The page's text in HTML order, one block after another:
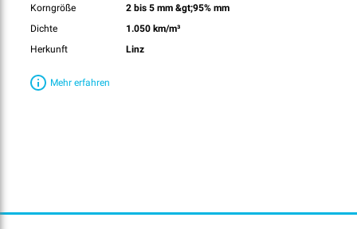
Korngröße
2 bis 5 mm &gt;95% mm
Dichte
1.050 km/m³
Herkunft
Linz
Mehr erfahren